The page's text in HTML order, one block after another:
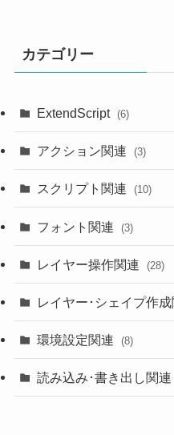
カテゴリー
ExtendScript (6)
アクション関連 (3)
スクリプト関連 (10)
フォント関連 (3)
レイヤー操作関連 (28)
レイヤー･シェイプ作
環境設定関連 (8)
読み込み･書き出し関連